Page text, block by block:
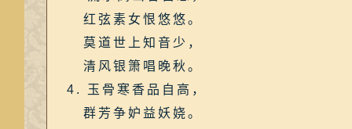
红弦素女恨悠悠。
莫道世上知音少，
清风银箫唱晚秋。
4. 玉骨寒香品自高，
群芳争妒益妖娆。